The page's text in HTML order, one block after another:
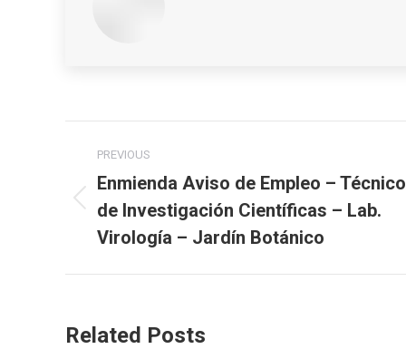
navigation
PREVIOUS
Previous
post:
Enmienda Aviso de Empleo – Técnico
de Investigación Científicas – Lab.
Virología – Jardín Botánico
Related Posts